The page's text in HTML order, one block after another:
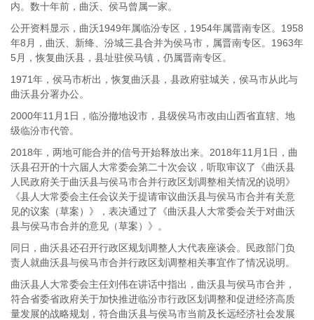
内。数十年前，曲沃、侯马曾属一家。
公开资料显示，曲沃1949年属临汾专区，1954年属晋南专区。1958
年8月，曲沃、新绛、汾城三县合并为侯马市，属晋南专区。1963年
5月，恢复曲沃县，县址驻侯马镇，仍属晋南专区。
1971年，侯马市析出，恢复曲沃县，县政府驻城关，侯马市从此与
曲沃县分署办公。
2000年11月1日，临汾撤地设市，县级侯马市改由山西省直辖、地
级临汾市代管。
2018年，两地可能合并的信号开始释放出来。2018年11月1日，曲
沃县召开的十六届人大常委会第二十次会议，听取审议了《曲沃县
人民政府关于曲沃县与侯马市合并行政区划调整相关情况的说明》
《县人大常委会主任会议关于提请审议曲沃县与侯马市合并有关意
见的议案（草案）》，表决通过了《曲沃县人大常委会关于对曲沃
县与侯马市合并的意见（草案）》。
同日，曲沃县还召开行政区规划调整人大代表座谈会。民政部门负
责人就曲沃县与侯马市合并行政区划调整相关事宜作了情况说明。
曲沃县人大常委会主任刘伟在讲话中指出，曲沃县与侯马市合并，
符合省委省政府关于加快推进临汾市行政区划调整和促进经济高质
量发展的战略规划，符合曲沃县与侯马市当前及长远经济社会发展